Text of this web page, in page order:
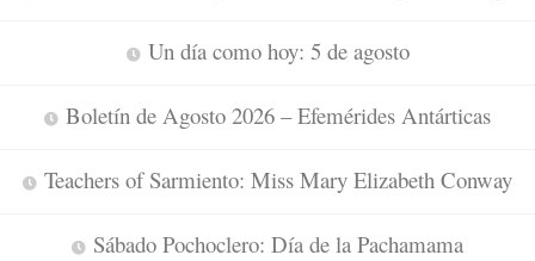
Un día como hoy: 5 de agosto
Boletín de Agosto 2026 – Efemérides Antárticas
Teachers of Sarmiento: Miss Mary Elizabeth Conway
Sábado Pochoclero: Día de la Pachamama